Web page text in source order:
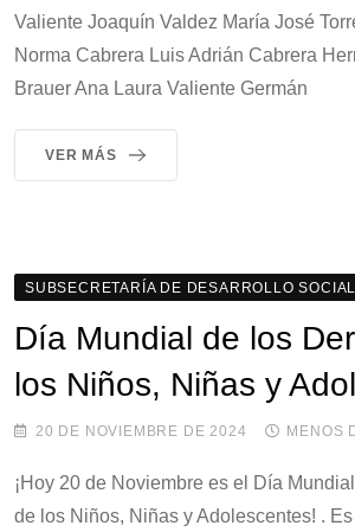
Valiente Joaquín Valdez María José
Norma Cabrera Luis Adrián Cabrera
Brauer Ana Laura Valiente Germán
VER MÁS
SUBSECRETARÍA DE DESARROLLO SOCIAL
Día Mundial de los
los Niños, Niñas y
20 DE NOVIEMBRE DE 2024 MENOS
¡Hoy 20 de Noviembre es el Día
de los Niños, Niñas y Adolescentes! .